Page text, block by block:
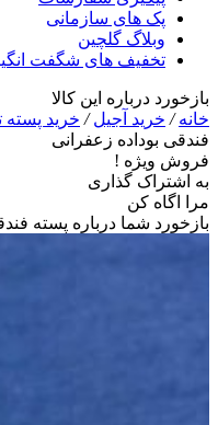
پک های سازمانی
وبلاگ گلچین
تخفیف های شگفت
بازخورد درباره این کالا
خانه/ خرید آجیل/ خرید پسته
فندقی بوداده زعفرانی
فروش ویژه !
به اشتراک گذاری
مرا اگاه کن
بازخورد شما درباره پسته